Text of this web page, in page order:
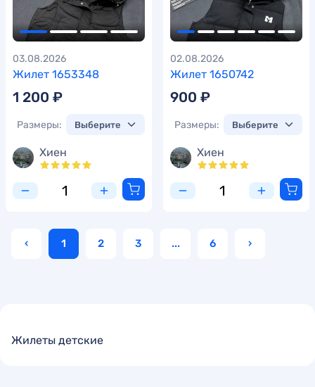
Жилет 1653348
03.08.2026
1 200 ₽
Размеры:
Хиен
Жилет 1650742
02.08.2026
900 ₽
Размеры:
Хиен
‹ 1 2 3 ... 6 ›
Жилеты детские